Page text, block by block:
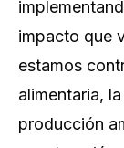
impacto que
estamos
alimentaria,
producción